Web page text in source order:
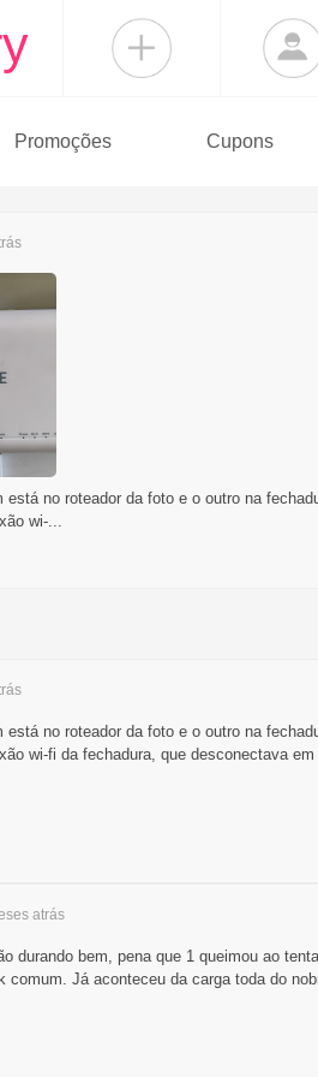
Promoções Cupons
no roteador da foto e o outro na
wi-...
no roteador da foto e o outro na
wi-fi da fechadura, que desconectava
atrás
durando bem, pena que 1 queimou ao
comum. Já aconteceu da carga toda do